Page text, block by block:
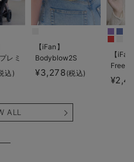
レミ
込)
【iFan】
Bodyblow2S
¥3,278(税込)
【
Freeze
ALL